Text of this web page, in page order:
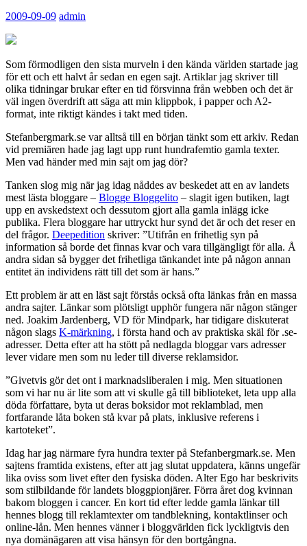
2009-09-09 admin
Som förmodligen den sista murveln i den kända världen startade jag
för ett och ett halvt år sedan en egen sajt. Artiklar jag skriver till
olika tidningar brukar efter en tid försvinna från webben och det är
väl ingen överdrift att säga att min klippbok, i papper och A2-
format, inte riktigt kändes i takt med tiden.
Stefanbergmark.se var alltså till en början tänkt som ett arkiv. Redan
vid premiären hade jag lagt upp runt hundrafemtio gamla texter.
Men vad händer med min sajt om jag dör?
Tanken slog mig när jag idag nåddes av beskedet att en av landets
mest lästa bloggare – Blogge Bloggelito – slagit igen butiken, lagt
upp en avskedstext och dessutom gjort alla gamla inlägg icke
publika. Flera bloggare har uttryckt hur synd det är och det reser en
del frågor. Deepedition skriver: ”Utifrån en frihetlig syn på
information så borde det finnas kvar och vara tillgängligt för alla. Å
andra sidan så bygger det frihetliga tänkandet inte på någon annan
entitet än individens rätt till det som är hans.”
Ett problem är att en läst sajt förstås också ofta länkas från en massa
andra sajter. Länkar som plötsligt upphör fungera när någon stänger
ned. Joakim Jardenberg, VD för Mindpark, har tidigare diskuterat
någon slags K-märkning, i första hand och av praktiska skäl för .se-
adresser. Detta efter att ha stött på nedlagda bloggar vars adresser
lever vidare men som nu leder till diverse reklamsidor.
”Givetvis gör det ont i marknadsliberalen i mig. Men situationen
som vi har nu är lite som att vi skulle gå till biblioteket, leta upp alla
döda författare, byta ut deras boksidor mot reklamblad, men
fortfarande låta boken stå kvar på plats, inklusive referens i
kartoteket”.
Idag har jag närmare fyra hundra texter på Stefanbergmark.se. Men
sajtens framtida existens, efter att jag slutat uppdatera, känns ungefär
lika oviss som livet efter den fysiska döden. Alter Ego har beskrivits
som stilbildande för landets bloggpionjärer. Förra året dog kvinnan
bakom bloggen i cancer. En kort tid efter ledde gamla länkar till
hennes blogg till reklamtexter om tandblekning, kontaktlinser och
online-lån. Men hennes vänner i bloggvärlden fick lyckligtvis den
nya domänägaren att visa hänsyn för den bortgångna.